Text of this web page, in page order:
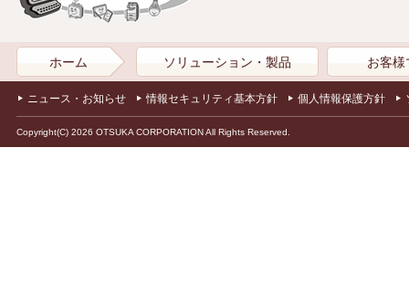
ホーム ソリューション・製品 お客様
ニュース・お知らせ 情報セキュリティ基本方針 個人情報保護方針
Copyright(C) 2026 OTSUKA CORPORATION All Rights Reserved.